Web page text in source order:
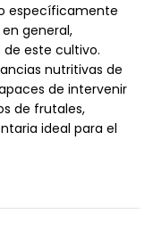
específicamente
general,
este cultivo.
nutritivas de
de intervenir
de frutales,
ideal para el